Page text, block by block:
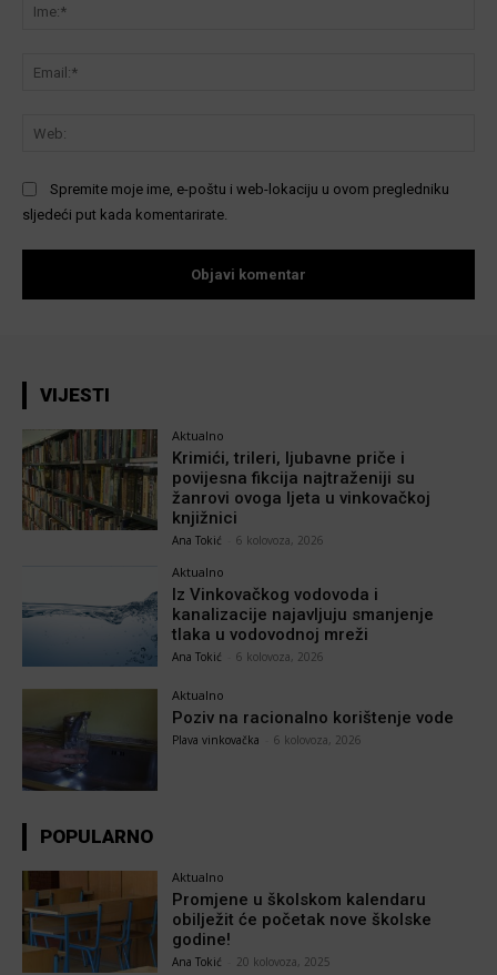
Spremite moje ime, e-poštu i web-lokaciju u ovom pregledniku
sljedeći put kada komentarirate.
VIJESTI
Aktualno
Krimići, trileri, ljubavne priče i
povijesna fikcija najtraženiji su
žanrovi ovoga ljeta u vinkovačkoj
knjižnici
Ana Tokić 6 kolovoza, 2026
Aktualno
Iz Vinkovačkog vodovoda i
kanalizacije najavljuju smanjenje
tlaka u vodovodnoj mreži
Ana Tokić 6 kolovoza, 2026
Aktualno
Poziv na racionalno korištenje vode
Plava vinkovačka 6 kolovoza, 2026
POPULARNO
Aktualno
Promjene u školskom kalendaru
obilježit će početak nove školske
godine!
Ana Tokić 20 kolovoza, 2025